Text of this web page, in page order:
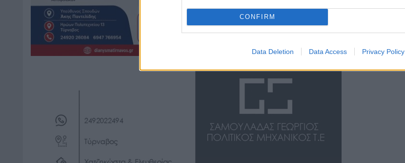
CONFIRM
Data Deletion Data Access Privacy Policy